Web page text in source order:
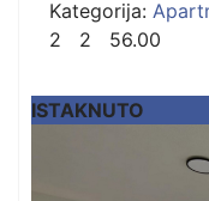
Kategorija:
2
2 56.00
ISTAKNUTO